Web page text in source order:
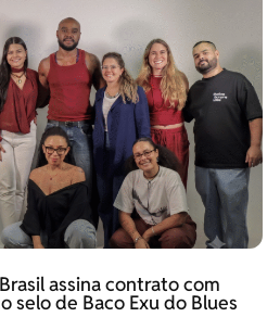
assina contrato com
selo de Baco Exu do Blues